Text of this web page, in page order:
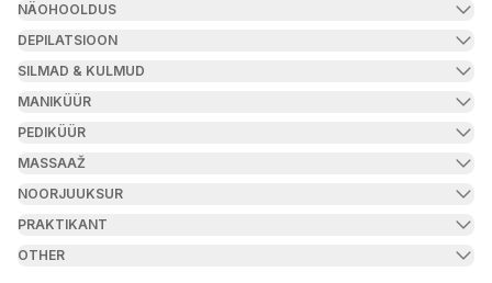
NÄOHOOLDUS
DEPILATSIOON
SILMAD & KULMUD
MANIKÜÜR
PEDIKÜÜR
MASSAAŽ
NOORJUUKSUR
PRAKTIKANT
OTHER